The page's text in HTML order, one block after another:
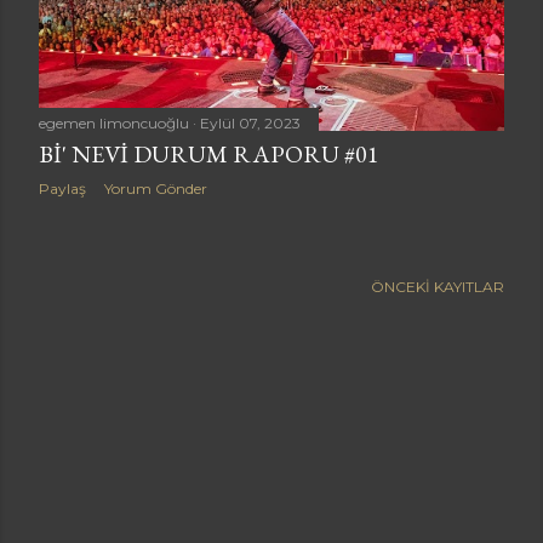
a
r
egemen limoncuoğlu Eylül 07, 2023
BI' NEVI DURUM RAPORU #01
Paylaş Yorum Gönder
ÖNCEKI KAYITLAR